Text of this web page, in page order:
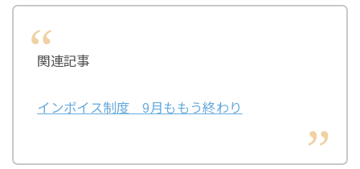
関連記事
インボイス制度 9月ももう終わり